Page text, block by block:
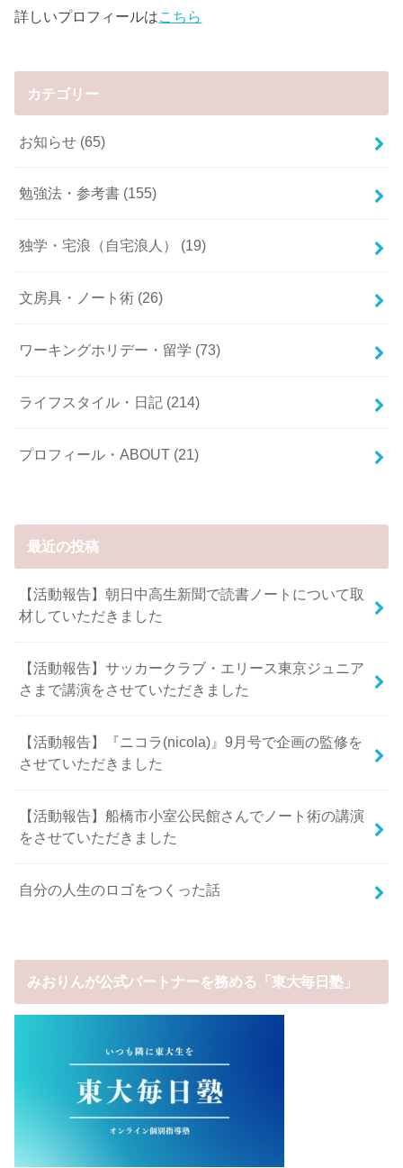
詳しいプロフィールはこちら
カテゴリー
お知らせ (65)
勉強法・参考書 (155)
独学・宅浪（自宅浪人） (19)
文房具・ノート術 (26)
ワーキングホリデー・留学 (73)
ライフスタイル・日記 (214)
プロフィール・ABOUT (21)
最近の投稿
【活動報告】朝日中高生新聞で読書ノートについて取
材していただきました
【活動報告】サッカークラブ・エリース東京ジュニア
さまで講演をさせていただきました
【活動報告】『ニコラ(nicola)』9月号で企画の監修を
させていただきました
【活動報告】船橋市小室公民館さんでノート術の講演
をさせていただきました
自分の人生のロゴをつくった話
みおりんが公式パートナーを務める「東大毎日塾」